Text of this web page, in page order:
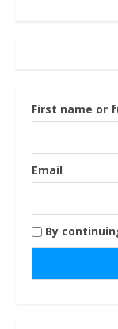
First name or
Email
By